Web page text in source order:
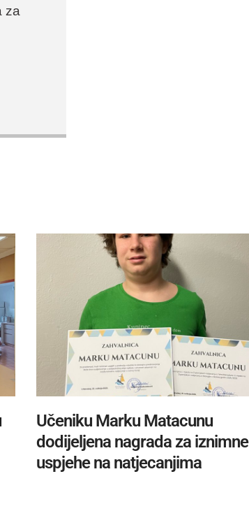
za
Učeniku Marku Matacunu
dodijeljena nagrada za iznimne
uspjehe na natjecanjima